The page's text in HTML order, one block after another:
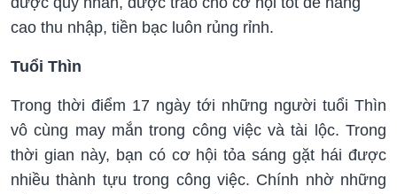
cao thu nhập, tiền bạc luôn rủng rỉnh.
Tuổi Thìn
Trong thời điểm 17 ngày tới những người tuổi Thìn
vô cùng may mắn trong công việc và tài lộc. Trong
thời gian này, bạn có cơ hội tỏa sáng gặt hái được
nhiều thành tựu trong công việc. Chính nhờ những